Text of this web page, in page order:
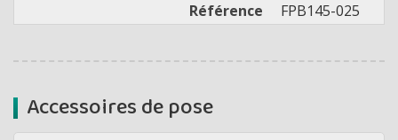
Référence
FPB145-025
Accessoires de pose